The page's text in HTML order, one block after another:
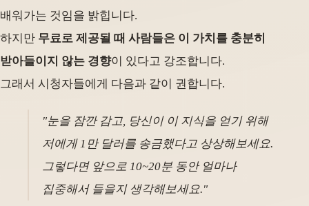
배워가는 것임을 밝힙니다.
하지만 무료로 제공될 때 사람들은 이 가치를 충분히
받아들이지 않는 경향이 있다고 강조합니다.
그래서 시청자들에게 다음과 같이 권합니다.
"눈을 잠깐 감고, 당신이 이 지식을 얻기 위해
저에게 1만 달러를 송금했다고 상상해보세요.
그렇다면 앞으로 10~20분 동안 얼마나
집중해서 들을지 생각해보세요."